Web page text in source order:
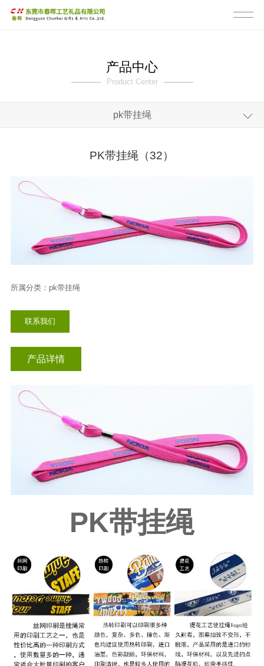
产品中心
Product Center
pk带挂绳
pk带挂绳
水壶扣带
PK带挂绳（32）
所属分类：pk带挂绳
联系我们
产品详情
PK带挂绳